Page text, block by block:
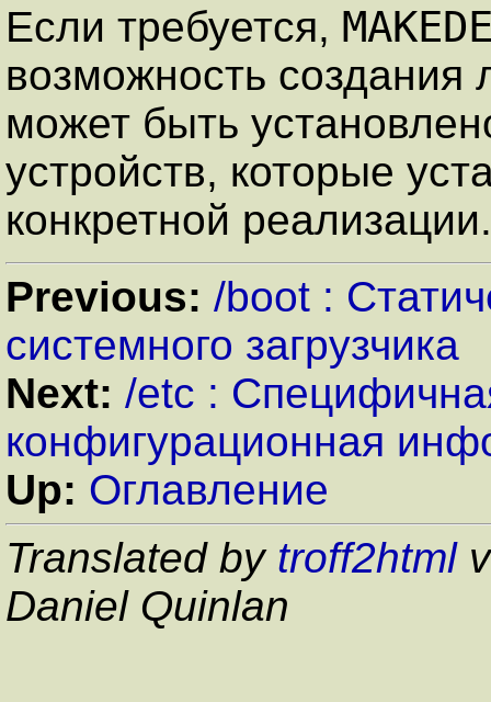
Если требуется,
возможность создания
может быть
устройств, которые
конкретной реализации.
Previous: /boot :
системного загрузчика
Next: /etc :
конфигурационная
Up: Оглавление
Translated by troff2html
Daniel Quinlan